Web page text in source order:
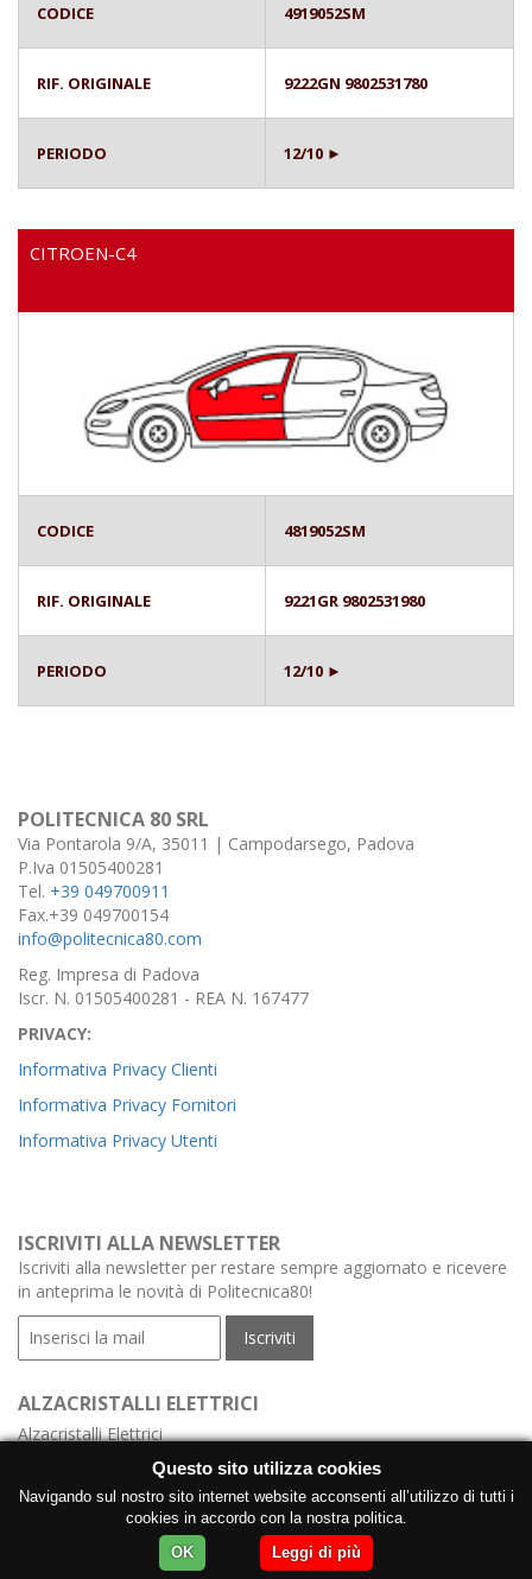
CODICE 4919052SM
RIF. ORIGINALE 9222GN 9802531780
PERIODO 12/10 ►
CITROEN-C4
CODICE 4819052SM
RIF. ORIGINALE 9221GR 9802531980
PERIODO 12/10 ►
POLITECNICA 80 SRL
Via Pontarola 9/A, 35011 | Campodarsego, Padova
P.Iva 01505400281
Tel. +39 049700911
Fax.+39 049700154
info@politecnica80.com
Reg. Impresa di Padova
Iscr. N. 01505400281 - REA N. 167477
PRIVACY:
Informativa Privacy Clienti
Informativa Privacy Fornitori
Informativa Privacy Utenti
ISCRIVITI ALLA NEWSLETTER
Iscriviti alla newsletter per restare sempre aggiornato e ricevere
in anteprima le novità di Politecnica80!
ALZACRISTALLI ELETTRICI
Alzacristalli Elettrici
Alzacristalli Elettrici Meccanismo
Alzacristalli Elettrici con Centralina
Produzione Alzacristalli Elettrici con Motore
Questo sito utilizza cookies
Navigando sul nostro sito internet website acconsenti all’utilizzo di tutti i
cookies in accordo con la nostra politica.
OK
Leggi di più